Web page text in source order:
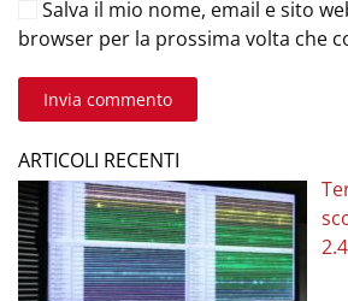
Salva il mio nome, email e sito
browser per la prossima volta che
Invia commento
ARTICOLI RECENTI
2.4